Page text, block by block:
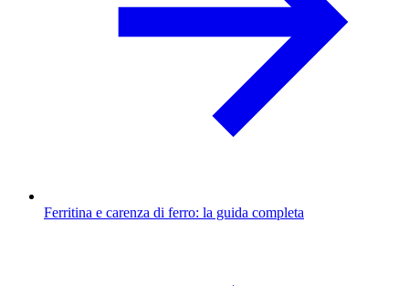
Ferritina e carenza di ferro: la guida completa